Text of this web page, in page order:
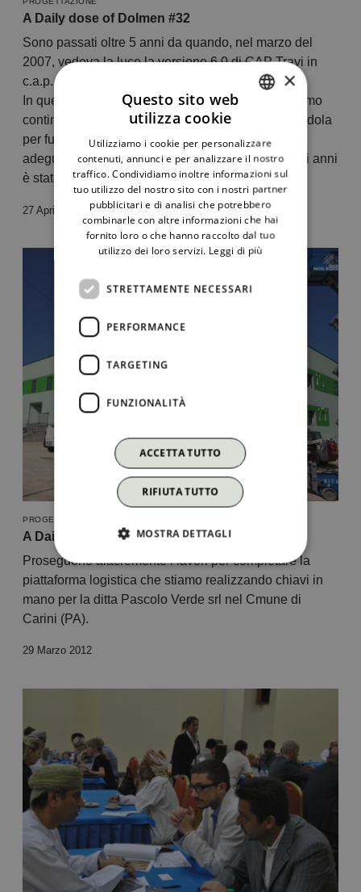
A Daily dose of Dolmen #32
Sono passati oltre 5 anni da quando, nel marzo del
2007, vedeva la luce la versione 6.0 di CAP Travi in
c.a.p.
In questi 5 anni non ci siamo affatto fermati. Abbiamo
continuato a lavorare su quella versione migliorandola
per funzionalità, eliminando qualche errore,
adeguandola allo sviluppo normativo che in questi anni
è stato davvero tumultuoso.
27 Aprile 2012
PROGETTAZIONE
A Daily dose of Dolmen #31
Proseguono alacremente i lavori per completare la
piattaforma logistica che stiamo realizzando chiavi in
mano per la ditta Pascolo Verde srl nel Cmune di
Carini (PA).
29 Marzo 2012
ENGLISH
×
Questo sito web
utilizza cookie
Utilizziamo i cookie per personalizzare
contenuti, annunci e per analizzare il nostro
traffico. Condividiamo inoltre informazioni sul
tuo utilizzo del nostro sito con i nostri partner
pubblicitari e di analisi che potrebbero
combinarle con altre informazioni che hai
fornito loro o che hanno raccolto dal tuo
utilizzo dei loro servizi. Leggi di più
STRETTAMENTE NECESSARI
PERFORMANCE
TARGETING
FUNZIONALITÀ
ACCETTA TUTTO
RIFIUTA TUTTO
MOSTRA DETTAGLI